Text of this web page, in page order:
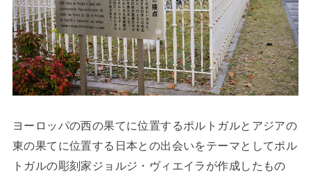
ヨーロッパの西の果てに位置するポルトガルとアジアの
東の果てに位置する日本との出会いをテーマとしてポル
トガルの彫刻家ジョルジ・ヴィエイラが作成したもの